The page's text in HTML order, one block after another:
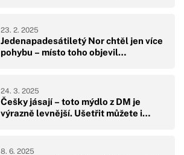
Jedenapadesátiletý Nor chtěl jen více
pohybu – místo toho objevil…
23. 2. 2025
Češky jásají – toto mýdlo z DM je
výrazně levnější. Ušetřit můžete i…
24. 3. 2025
8. 6. 2025